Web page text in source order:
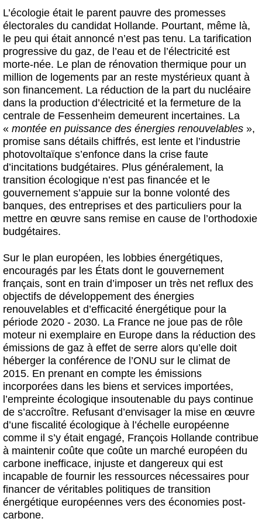
L’écologie était le parent pauvre des promesses
électorales du candidat Hollande. Pourtant, même là,
le peu qui était annoncé n’est pas tenu. La tarification
progressive du gaz, de l’eau et de l’électricité est
morte-née. Le plan de rénovation thermique pour un
million de logements par an reste mystérieux quant à
son financement. La réduction de la part du nucléaire
dans la production d’électricité et la fermeture de la
centrale de Fessenheim demeurent incertaines. La
« montée en puissance des énergies renouvelables »,
promise sans détails chiffrés, est lente et l’industrie
photovoltaïque s’enfonce dans la crise faute
d’incitations budgétaires. Plus généralement, la
transition écologique n’est pas financée et le
gouvernement s’appuie sur la bonne volonté des
banques, des entreprises et des particuliers pour la
mettre en œuvre sans remise en cause de l’orthodoxie
budgétaires.
Sur le plan européen, les lobbies énergétiques,
encouragés par les États dont le gouvernement
français, sont en train d’imposer un très net reflux des
objectifs de développement des énergies
renouvelables et d’efficacité énergétique pour la
période 2020 - 2030. La France ne joue pas de rôle
moteur ni exemplaire en Europe dans la réduction des
émissions de gaz à effet de serre alors qu’elle doit
héberger la conférence de l’ONU sur le climat de
2015. En prenant en compte les émissions
incorporées dans les biens et services importées,
l’empreinte écologique insoutenable du pays continue
de s’accroître. Refusant d’envisager la mise en œuvre
d’une fiscalité écologique à l’échelle européenne
comme il s’y était engagé, François Hollande contribue
à maintenir coûte que coûte un marché européen du
carbone inefficace, injuste et dangereux qui est
incapable de fournir les ressources nécessaires pour
financer de véritables politiques de transition
énergétique européennes vers des économies post-
carbone.